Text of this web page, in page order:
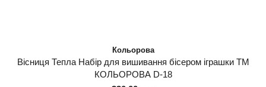
Кольорова
Вісниця Тепла Набір для вишивання бісером іграшки ТМ
КОЛЬОРОВА D-18